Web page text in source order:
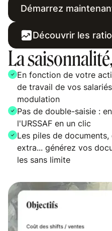
La
En fonction de votre
de travail de vos
modulation
Pas de double-saisie :
l'URSSAF en un clic
Les piles de documents,
extra... générez vos
les sans limite
Démarrez
Découvrir les